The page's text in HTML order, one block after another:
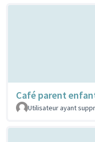
Café parent
Utilisateur ayant